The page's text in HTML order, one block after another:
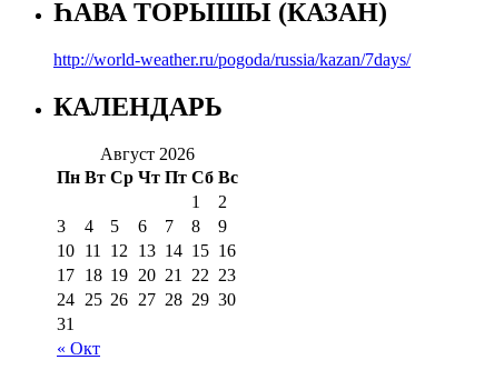
ҺАВА ТОРЫШЫ (КАЗАН)
http://world-weather.ru/pogoda/russia/kazan/7days/
КАЛЕНДАРЬ
Август 2026
Пн Вт Ср Чт Пт Сб Вс
« Окт
1
2
3
4 5 6 7 8
9
10 11 12 13 14 15 16
17 18 19 20 21 22 23
24 25 26 27 28 29 30
31